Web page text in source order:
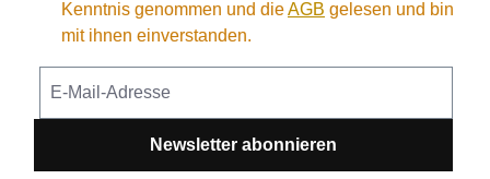
Kenntnis genommen und dieAGB gelesen und bin
mit ihnen einverstanden.
Newsletter abonnieren